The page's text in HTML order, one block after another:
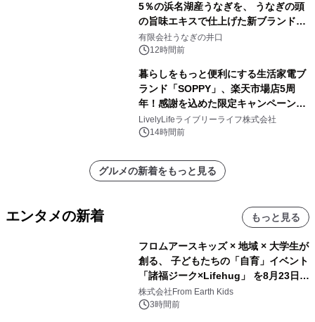
5％の浜名湖産うなぎを、 うなぎの頭
の旨味エキスで仕上げた新ブランド
「井口の誉」誕生
有限会社うなぎの井口
12時間前
暮らしをもっと便利にする生活家電ブ
ランド「SOPPY」、楽天市場店5周
年！感謝を込めた限定キャンペーンを
8月10日より開催
LivelyLifeライブリーライフ株式会社
14時間前
グルメの新着をもっと見る
エンタメの新着 もっと見る
フロムアースキッズ × 地域 × 大学生が
創る、 子どもたちの「自育」イベント
「諸福ジーク×Lifehug」 を8月23日
(日)開催
株式会社From Earth Kids
3時間前